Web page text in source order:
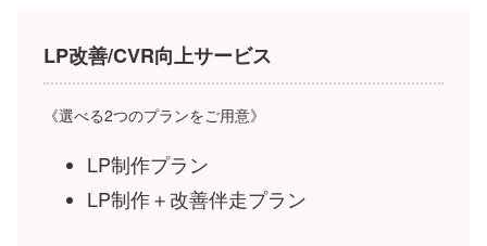
LP改善/CVR向上サービス
《選べる2つのプランをご用意》
LP制作プラン
LP制作＋改善伴走プラン